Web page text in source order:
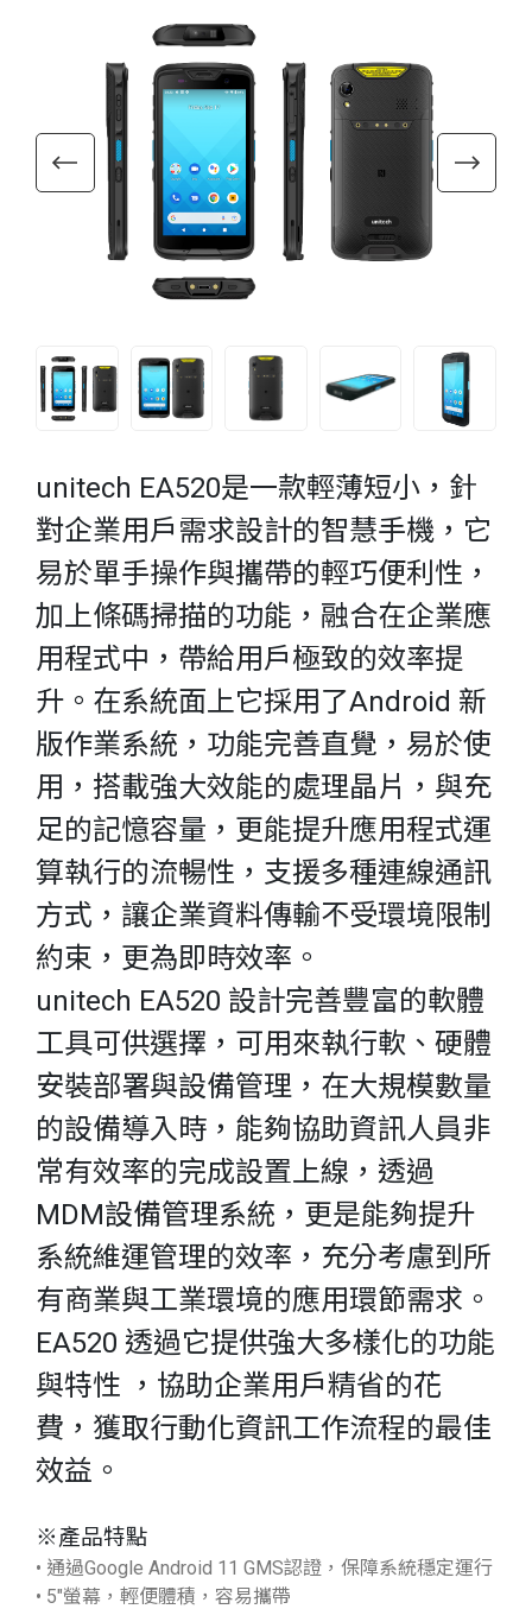
unitech EA520是一款輕薄短小，針
對企業用戶需求設計的智慧手機，它
易於單手操作與攜帶的輕巧便利性，
加上條碼掃描的功能，融合在企業應
用程式中，帶給用戶極致的效率提
升。在系統面上它採用了Android 新
版作業系統，功能完善直覺，易於使
用，搭載強大效能的處理晶片，與充
足的記憶容量，更能提升應用程式運
算執行的流暢性，支援多種連線通訊
方式，讓企業資料傳輸不受環境限制
約束，更為即時效率。
unitech EA520 設計完善豐富的軟體
工具可供選擇，可用來執行軟、硬體
安裝部署與設備管理，在大規模數量
的設備導入時，能夠協助資訊人員非
常有效率的完成設置上線，透過
MDM設備管理系統，更是能夠提升
系統維運管理的效率，充分考慮到所
有商業與工業環境的應用環節需求。
EA520 透過它提供強大多樣化的功能
與特性 ，協助企業用戶精省的花
費，獲取行動化資訊工作流程的最佳
效益。
※產品特點
• 通過Google Android 11 GMS認證，保障系統穩定運行
• 5"螢幕，輕便體積，容易攜帶